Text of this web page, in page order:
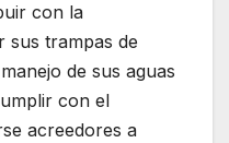
con la
sus trampas de
de sus aguas
con el
acreedores a